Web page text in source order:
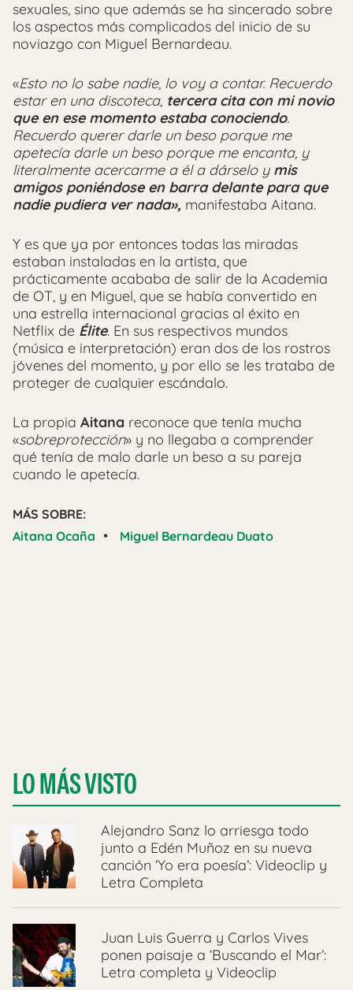
sexuales, sino que además se ha sincerado sobre
los aspectos más complicados del inicio de su
noviazgo con Miguel Bernardeau.
«Esto no lo sabe nadie, lo voy a contar. Recuerdo
estar en una discoteca, tercera cita con mi novio
que en ese momento estaba conociendo.
Recuerdo querer darle un beso porque me
apetecía darle un beso porque me encanta, y
literalmente acercarme a él a dárselo y mis
amigos poniéndose en barra delante para que
nadie pudiera ver nada», manifestaba Aitana.
Y es que ya por entonces todas las miradas
estaban instaladas en la artista, que
prácticamente acababa de salir de la Academia
de OT, y en Miguel, que se había convertido en
una estrella internacional gracias al éxito en
Netflix de Élite. En sus respectivos mundos
(música e interpretación) eran dos de los rostros
jóvenes del momento, y por ello se les trataba de
proteger de cualquier escándalo.
La propia Aitana reconoce que tenía mucha
«sobreprotección» y no llegaba a comprender
qué tenía de malo darle un beso a su pareja
cuando le apetecía.
MÁS SOBRE:
Aitana Ocaña • Miguel Bernardeau Duato
LO MÁS VISTO
Alejandro Sanz lo arriesga todo
junto a Edén Muñoz en su nueva
canción ‘Yo era poesía’: Videoclip y
Letra Completa
Juan Luis Guerra y Carlos Vives
ponen paisaje a ‘Buscando el Mar’:
Letra completa y Videoclip